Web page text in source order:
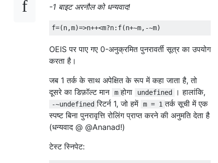
-1 बाइट अरनौल को धन्यवाद!
f=(n,m)=>n++<m?n: f(n+~m,-~m)
OEIS पर पाए गए 0-अनुक्रमित पुनरावर्ती सूत्र का उपयोग
करता है।
जब 1 तर्क के साथ अपेक्षित के रूप में कहा जाता है, तो
दूसरे का डिफ़ॉल्ट मान m होगा undefined । हालांकि,
-~undefined रिटर्न 1, जो हमें m = 1 तर्क सूची में एक
स्पष्ट बिना पुनरावृत्ति रोलिंग प्राप्त करने की अनुमति देता है
(धन्यवाद @ @Ananad!)
टेस्ट स्निपेट: